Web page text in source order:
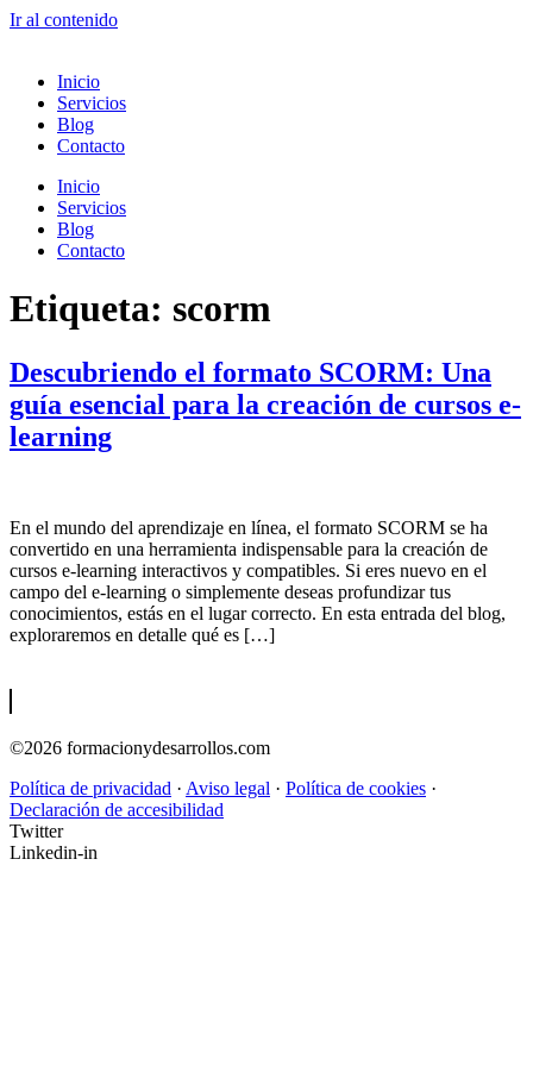
Ir al contenido
Inicio
Servicios
Blog
Contacto
Inicio
Servicios
Blog
Contacto
Etiqueta: scorm
Descubriendo el formato SCORM: Una
guía esencial para la creación de cursos e-
learning
En el mundo del aprendizaje en línea, el formato SCORM se ha
convertido en una herramienta indispensable para la creación de
cursos e-learning interactivos y compatibles. Si eres nuevo en el
campo del e-learning o simplemente deseas profundizar tus
conocimientos, estás en el lugar correcto. En esta entrada del blog,
exploraremos en detalle qué es […]
©2026 formacionydesarrollos.com
Política de privacidad · Aviso legal · Política de cookies ·
Declaración de accesibilidad
Twitter
Linkedin-in